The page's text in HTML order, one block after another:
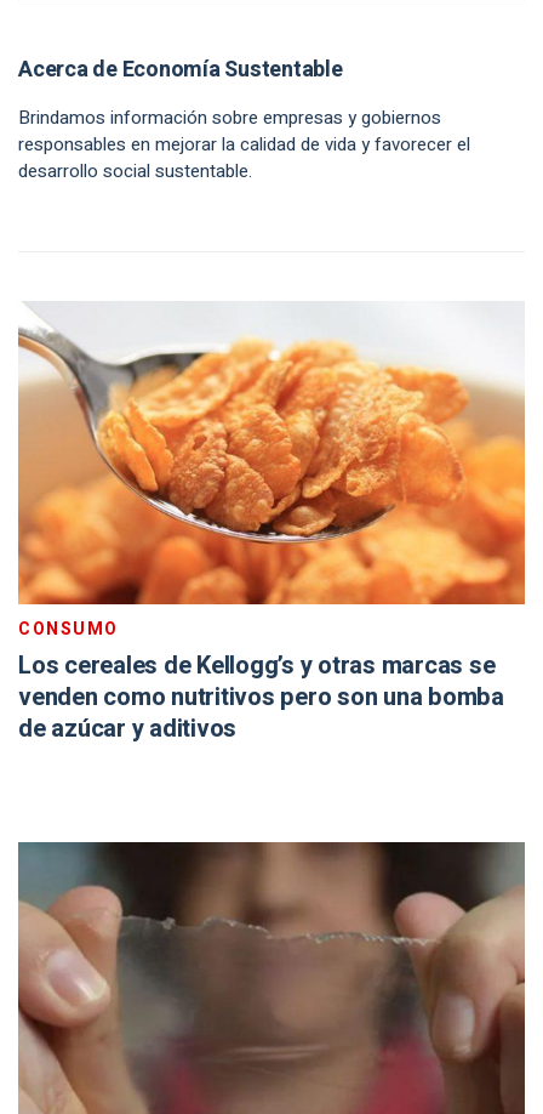
Acerca de Economía Sustentable
Brindamos información sobre empresas y gobiernos
responsables en mejorar la calidad de vida y favorecer el
desarrollo social sustentable.
CONSUMO
Los cereales de Kellogg’s y otras marcas se
venden como nutritivos pero son una bomba
de azúcar y aditivos